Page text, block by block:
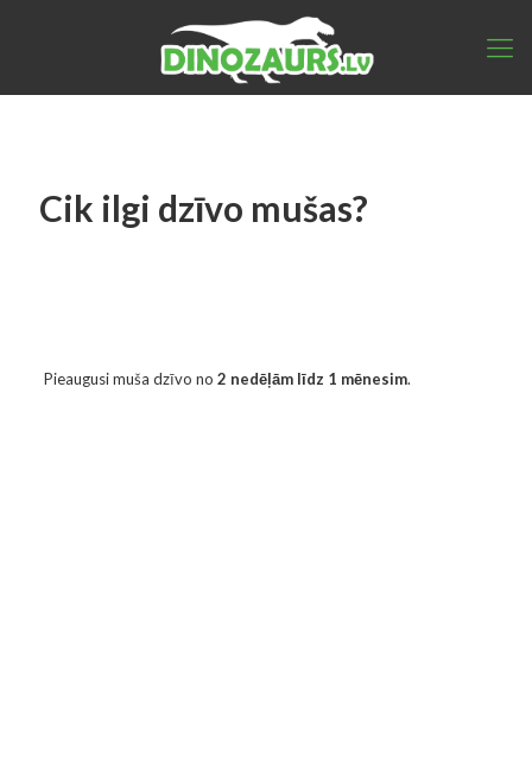
Cik ilgi dzīvo mušas?
Pieaugusi muša dzīvo no 2 nedēļām līdz 1 mēnesim.